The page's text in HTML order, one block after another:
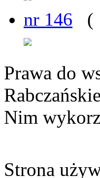
nr 146 (
Prawa do
Rabczańskie
Nim
Strona